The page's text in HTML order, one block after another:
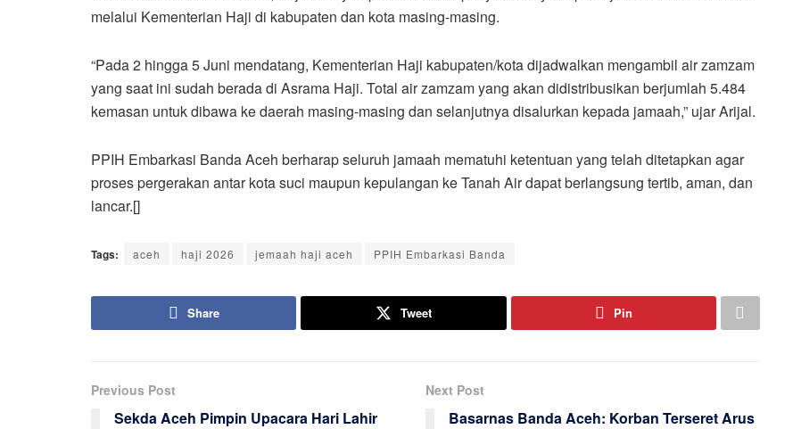
melalui Kementerian Haji di kabupaten dan kota masing-masing.
“Pada 2 hingga 5 Juni mendatang, Kementerian Haji kabupaten/kota dijadwalkan mengambil air zamzam
yang saat ini sudah berada di Asrama Haji. Total air zamzam yang akan didistribusikan berjumlah 5.484
kemasan untuk dibawa ke daerah masing-masing dan selanjutnya disalurkan kepada jamaah,” ujar Arijal.
PPIH Embarkasi Banda Aceh berharap seluruh jamaah mematuhi ketentuan yang telah ditetapkan agar
proses pergerakan antar kota suci maupun kepulangan ke Tanah Air dapat berlangsung tertib, aman, dan
lancar.[]
Tags: aceh haji 2026 jemaah haji aceh PPIH Embarkasi Banda
Share Tweet Pin
Previous Post
Sekda Aceh Pimpin Upacara Hari Lahir
Next Post
Basarnas Banda Aceh: Korban Terseret Arus